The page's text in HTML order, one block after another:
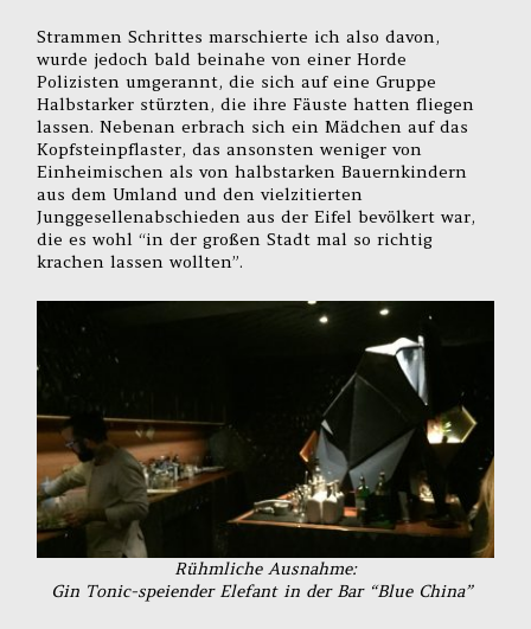
Strammen Schrittes marschierte ich also davon,
wurde jedoch bald beinahe von einer Horde
Polizisten umgerannt, die sich auf eine Gruppe
Halbstarker stürzten, die ihre Fäuste hatten fliegen
lassen. Nebenan erbrach sich ein Mädchen auf das
Kopfsteinpflaster, das ansonsten weniger von
Einheimischen als von halbstarken Bauernkindern
aus dem Umland und den vielzitierten
Junggesellenabschieden aus der Eifel bevölkert war,
die es wohl “in der großen Stadt mal so richtig
krachen lassen wollten”.
Rühmliche Ausnahme:
Gin Tonic-speiender Elefant in der Bar “Blue China”